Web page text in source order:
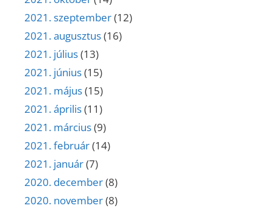
2021. szeptember(12)
2021. augusztus(16)
2021. július(13)
2021. június(15)
2021. május(15)
2021. április(11)
2021. március(9)
2021. február(14)
2021. január(7)
2020. december(8)
2020. november(8)